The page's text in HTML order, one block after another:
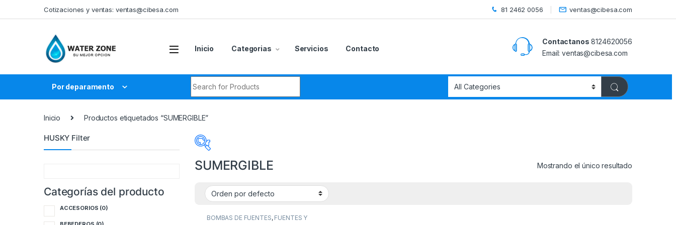
Cotizaciones y ventas: ventas@cibesa.com 81 2462 0056 ventas@cibesa.com
Inicio Categorias Servicios Contacto
Contactanos 8124620056
Email:ventas@cibesa.com
Por deparamento
Inicio Productos etiquetados “SUMERGIBLE”
Categorías del producto
SUMERGIBLE Mostrando el único resultado
BOMBAS DE FUENTES, FUENTES Y
HUSKY Filter
Categorías del producto
ACCESORIOS (0)